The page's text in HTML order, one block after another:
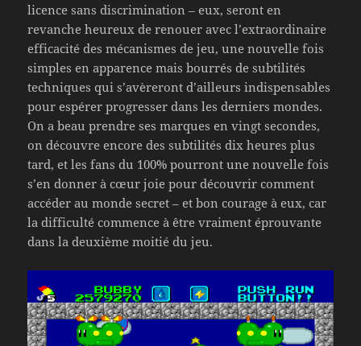
licence sans discrimination – eux, seront en
revanche heureux de renouer avec l’extraordinaire
efficacité des mécanismes de jeu, une nouvelle fois
simples en apparence mais bourrés de subtilités
techniques qui s’avèreront d’ailleurs indispensables
pour espérer progresser dans les derniers mondes.
On a beau prendre ses marques en vingt secondes,
on découvre encore des subtilités dix heures plus
tard, et les fans du 100% pourront une nouvelle fois
s’en donner à cœur joie pour découvrir comment
accéder au monde secret – et bon courage à eux, car
la difficulté commence à être vraiment éprouvante
dans la deuxième moitié du jeu.